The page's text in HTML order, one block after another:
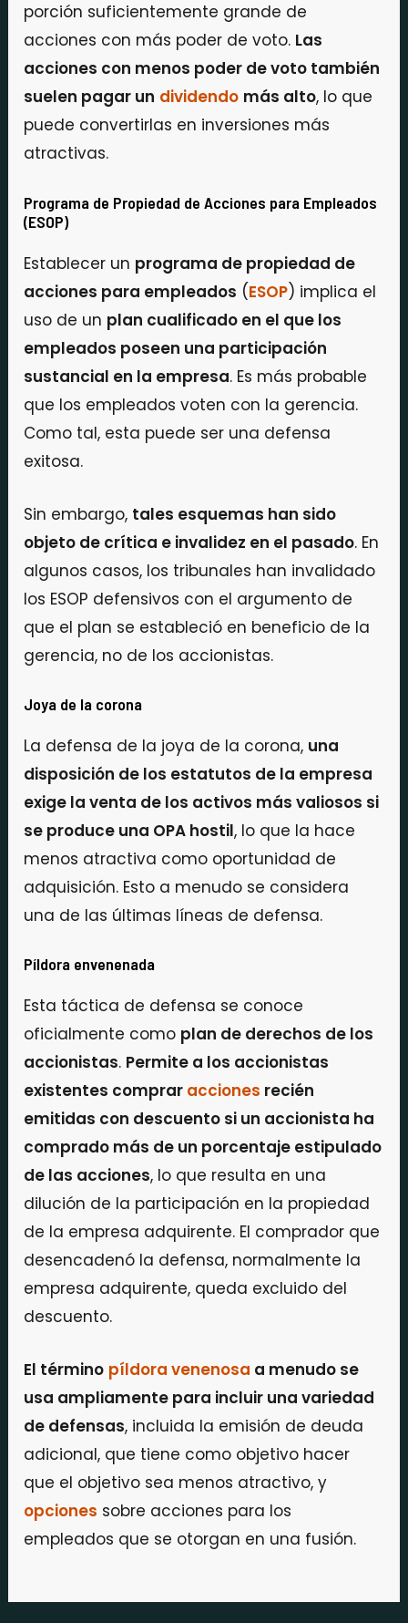
porción suficientemente grande de
acciones con más poder de voto. Las
acciones con menos poder de voto también
suelen pagar un dividendo más alto, lo que
puede convertirlas en inversiones más
atractivas.
Programa de Propiedad de Acciones para Empleados
(ESOP)
Establecer un programa de propiedad de
acciones para empleados (ESOP) implica el
uso de un plan cualificado en el que los
empleados poseen una participación
sustancial en la empresa. Es más probable
que los empleados voten con la gerencia.
Como tal, esta puede ser una defensa
exitosa.
Sin embargo, tales esquemas han sido
objeto de crítica e invalidez en el pasado. En
algunos casos, los tribunales han invalidado
los ESOP defensivos con el argumento de
que el plan se estableció en beneficio de la
gerencia, no de los accionistas.
Joya de la corona
La defensa de la joya de la corona, una
disposición de los estatutos de la empresa
exige la venta de los activos más valiosos si
se produce una OPA hostil, lo que la hace
menos atractiva como oportunidad de
adquisición. Esto a menudo se considera
una de las últimas líneas de defensa.
Píldora envenenada
Esta táctica de defensa se conoce
oficialmente como plan de derechos de los
accionistas. Permite a los accionistas
existentes comprar acciones recién
emitidas con descuento si un accionista ha
comprado más de un porcentaje estipulado
de las acciones, lo que resulta en una
dilución de la participación en la propiedad
de la empresa adquirente. El comprador que
desencadenó la defensa, normalmente la
empresa adquirente, queda excluido del
descuento.
El término píldora venenosa a menudo se
usa ampliamente para incluir una variedad
de defensas, incluida la emisión de deuda
adicional, que tiene como objetivo hacer
que el objetivo sea menos atractivo, y
opciones sobre acciones para los
empleados que se otorgan en una fusión.